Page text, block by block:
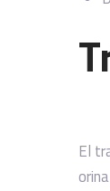
El